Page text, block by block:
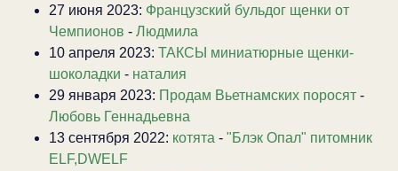
27 июня 2023: Французский бульдог щенки от
Чемпионов - Людмила
10 апреля 2023: ТАКСЫ миниатюрные щенки-
шоколадки - наталия
29 января 2023: Продам Вьетнамских поросят -
Любовь Геннадьевна
13 сентября 2022: котята - "Блэк Опал" питомник
ELF,DWELF